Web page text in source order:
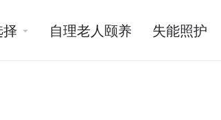
择 自理老人颐养 失能照护